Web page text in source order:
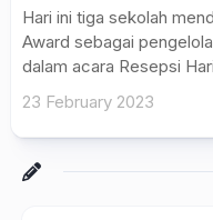
Hari ini tiga sekolah
Award sebagai
dalam acara Resepsi
23 February 2023